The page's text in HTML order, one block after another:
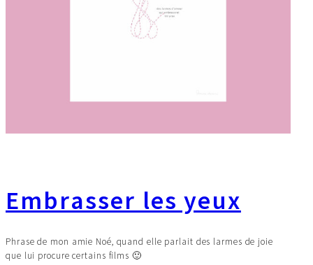
Embrasser les yeux
Phrase de mon amie Noé, quand elle parlait des larmes de joie
que lui procure certains films 🙂